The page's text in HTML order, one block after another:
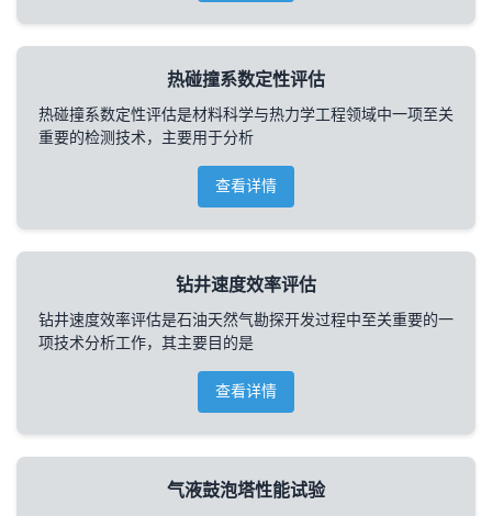
热碰撞系数定性评估
热碰撞系数定性评估是材料科学与热力学工程领域中一项至关
重要的检测技术，主要用于分析
查看详情
钻井速度效率评估
钻井速度效率评估是石油天然气勘探开发过程中至关重要的一
项技术分析工作，其主要目的是
查看详情
气液鼓泡塔性能试验